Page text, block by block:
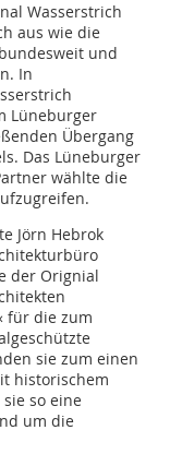
Wasserstrich
aus wie die
und
In
Lüneburger
Übergang
Das Lüneburger
wählte die
Jörn Hebrok
der Orignial
für die zum
sie zum einen
historischem
so eine
um die